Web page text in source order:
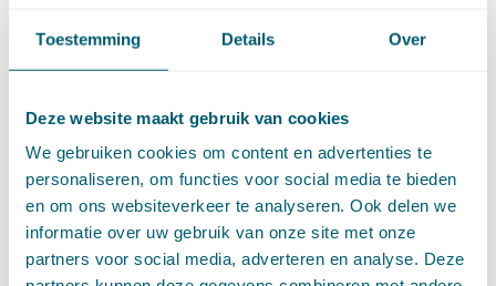
Toestemming Details Over
Deze website maakt gebruik van cookies
We gebruiken cookies om content en advertenties te
personaliseren, om functies voor social media te bieden
en om ons websiteverkeer te analyseren. Ook delen we
informatie over uw gebruik van onze site met onze
partners voor social media, adverteren en analyse. Deze
augustus (7)
juni (14)
april (11)
maart (14)
februari (11)
januari (15)
►
2020 (154)
december (6)
november (14)
oktober (14)
september (8)
augustus (2)